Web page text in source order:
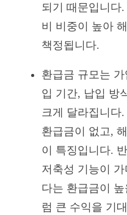
되기 때문입니다
비 비중이 높아
책정됩니다.
환급금 규모는
입 기간, 납입 방
크게 달라집니다.
환급금이 없고,
이 특징입니다.
저축성 기능이
다는 환급금이
럼 큰 수익을 기